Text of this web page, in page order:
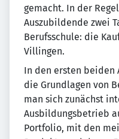
gemacht. In der
Auszubildende zwei
Berufsschule: die
Villingen.
In den ersten beiden
die Grundlagen von
man sich zunächst
Ausbildungsbetrieb
Portfolio, mit den